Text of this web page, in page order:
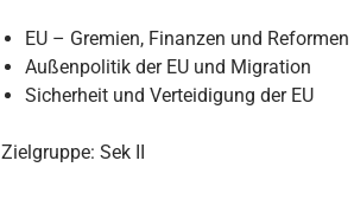
EU – Gremien, Finanzen und Reformen
Außenpolitik der EU und Migration
Sicherheit und Verteidigung der EU
Zielgruppe: Sek II